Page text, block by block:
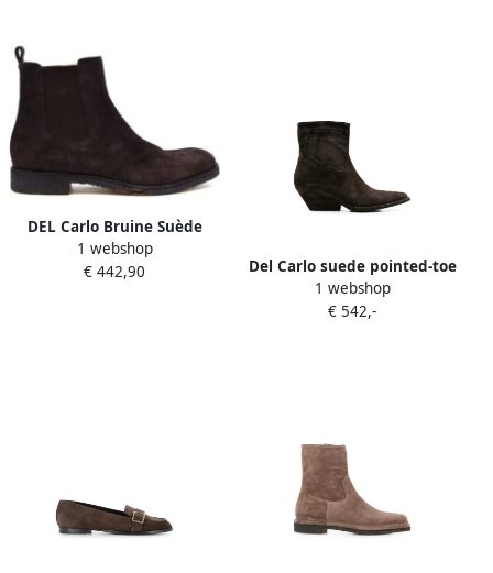
DEL Carlo Bruine Suède
Heren Bootie Brown Dames
1 webshop
€ 442,90
Del Carlo suede pointed-toe
ankle boots Bruin
1 webshop
€ 542,-